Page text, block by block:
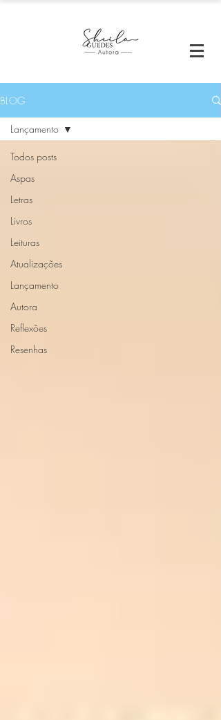
BLOG
Todos posts
Aspas
Letras
Livros
Leituras
Atualizações
Lançamento
Autora
Reflexões
Resenhas
Lançamento